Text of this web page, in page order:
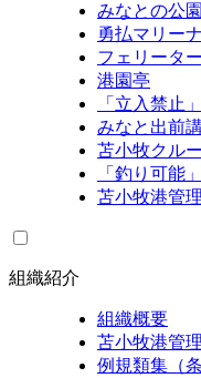
みなとの公
勇払マリーナ
フェリータ
港園亭
「立入禁止
みなと出前
苫小牧クル
「釣り可能
苫小牧港管
組織紹介
組織概要
苫小牧港管
例規類集（